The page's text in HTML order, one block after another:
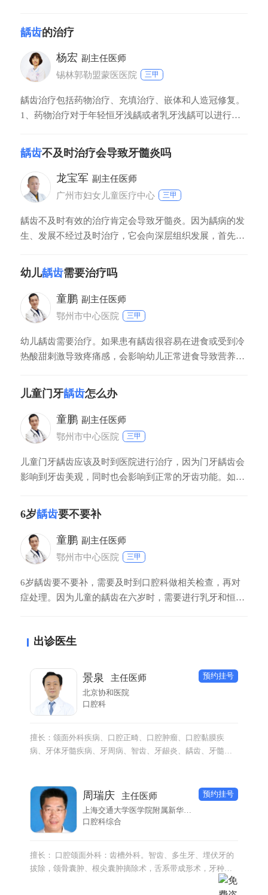
一般萌出来之后经过四到五年才能够发育成熟，在发育成
熟之前称之为年轻恒牙，年轻恒牙发生龋病没有得到及时
治疗会发展成为牙髓病或者是根尖周病。这种情况下要进
行根尖诱导成形术，通过清除感染物质后把药物
龋齿的治疗
杨宏 副主任医师
锡林郭勒盟蒙医医院
三甲
龋齿治疗包括药物治疗、充填治疗、嵌体和人造冠修复。
1、药物治疗对于年轻恒牙浅龋或者乳牙浅龋可以进行药
充填治疗主要是把龋坏组织磨除掉形成一定洞形再充填口
腔材料，根据不同情况选择材料去充填，恢复牙体形态、
牙体解剖形态和生理功能。3、嵌体治疗嵌体是把龋坏组
织完全去除掉，形成一定洞形后做嵌体镶嵌
龋齿不及时治疗会导致牙髓炎吗
龙宝军 副主任医师
广州市妇女儿童医疗中心
三甲
龋齿不及时有效的治疗肯定会导致牙髓炎。因为龋病的发
生、发展不经过及时治疗，它会向深层组织发展，首先侵
组织的神经或血管。所以一定要及时治疗，不然一定会出
现牙髓炎的症状。所以一旦发现患儿感染了龋齿，一定要
及时的来医院做治疗，不要任由它继续发展下去。
幼儿龋齿需要治疗吗
童鹏 副主任医师
鄂州市中心医院
三甲
幼儿龋齿需要治疗。如果患有龋齿很容易在进食或受到冷
热酸甜刺激导致疼痛感，会影响幼儿正常进食导致营养不
口腔科做相应治疗。如果龋齿未损伤牙神经，可以直接使
用补牙材料进行充填。如果已经累积牙神经发炎或根尖
区，需要及时进行根管治疗，有利于牙齿正常功能恢复，
也不会影响恒牙胚。
儿童门牙龋齿怎么办
童鹏 副主任医师
鄂州市中心医院
三甲
儿童门牙龋齿应该及时到医院进行治疗，因为门牙龋齿会
影响到牙齿美观，同时也会影响到正常的牙齿功能。如果
医生操作，去除腐坏的组织，同时使用充填材料进行充
填。如果龋齿并不是严重，可以涂氟恢复正常功能。
6岁龋齿要不要补
童鹏 副主任医师
鄂州市中心医院
三甲
6岁龋齿要不要补，需要及时到口腔科做相关检查，再对
症处理。因为儿童的龋齿在六岁时，需要进行乳牙和恒牙
好的口腔卫生，勤刷牙。但是，如果是后牙乳磨牙龋齿，
牙。
出诊医生
景泉 主任医师
北京协和医院
口腔科
预约挂号
擅长：颌面外科疾病、口腔正畸、口腔肿瘤、口腔黏膜疾
病、牙体牙髓疾病、牙周病、智齿、牙龈炎、龋齿、牙髓
周瑞庆 主任医师
口腔科综合
预约挂号
擅长： 口腔颌面外科：齿槽外科。智齿、多生牙、埋伏牙的
拔除，颌骨囊肿、根尖囊肿摘除术，舌系带成形术，牙种植
术；口腔内科：牙体、牙髓病治疗，龋齿修复，根管治疗；